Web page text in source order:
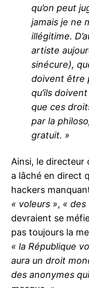
qu’on peut
jamais je ne
illégitime.
artiste
sinécure),
doivent être
qu’ils
que ces
par la
gratuit. »
Ainsi, le
a lâché en direct
hackers
« voleurs », « des
devraient se
pas toujours la
« la République
aura un droit
des anonymes